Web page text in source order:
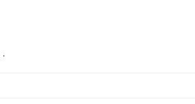
.